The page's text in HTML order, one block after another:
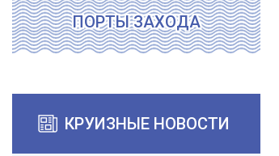
ПОРТЫ ЗАХОДА
КРУИЗНЫЕ НОВОСТИ